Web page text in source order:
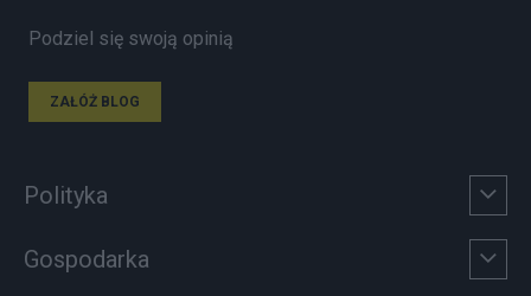
Podziel się swoją opinią
ZAŁÓŻ BLOG
Polityka
Gospodarka